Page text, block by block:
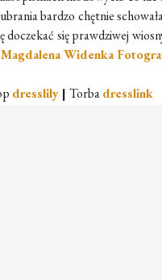
bardzo chętnie
doczekać się prawdziwej
Magdalena Widenka
dresslily| Torbadresslink